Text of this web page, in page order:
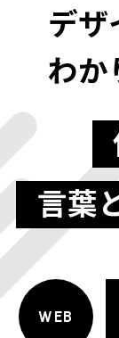
デザ
わか
言葉
WEB